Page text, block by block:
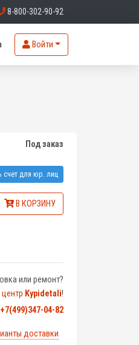
8-800-302-90-92
Войти
Под заказ
счет для юр. лиц
В КОРЗИНУ
или ремонт?
Kypidetali!
04-82
доставки